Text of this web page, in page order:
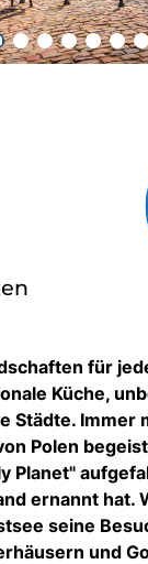
für
Küche,
Städte. Immer
Polen
Planet"
ernannt hat.
seine
und